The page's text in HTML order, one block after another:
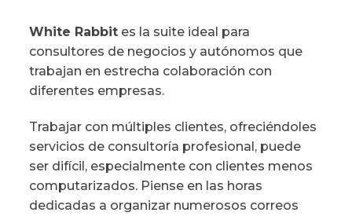
White Rabbit es la suite ideal para
consultores de negocios y autónomos que
trabajan en estrecha colaboración con
diferentes empresas.
Trabajar con múltiples clientes, ofreciéndoles
servicios de consultoría profesional, puede
ser difícil, especialmente con clientes menos
computarizados. Piense en las horas
dedicadas a organizar numerosos correos